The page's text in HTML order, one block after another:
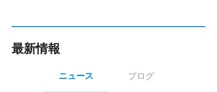
最新情報
ニュース ブログ